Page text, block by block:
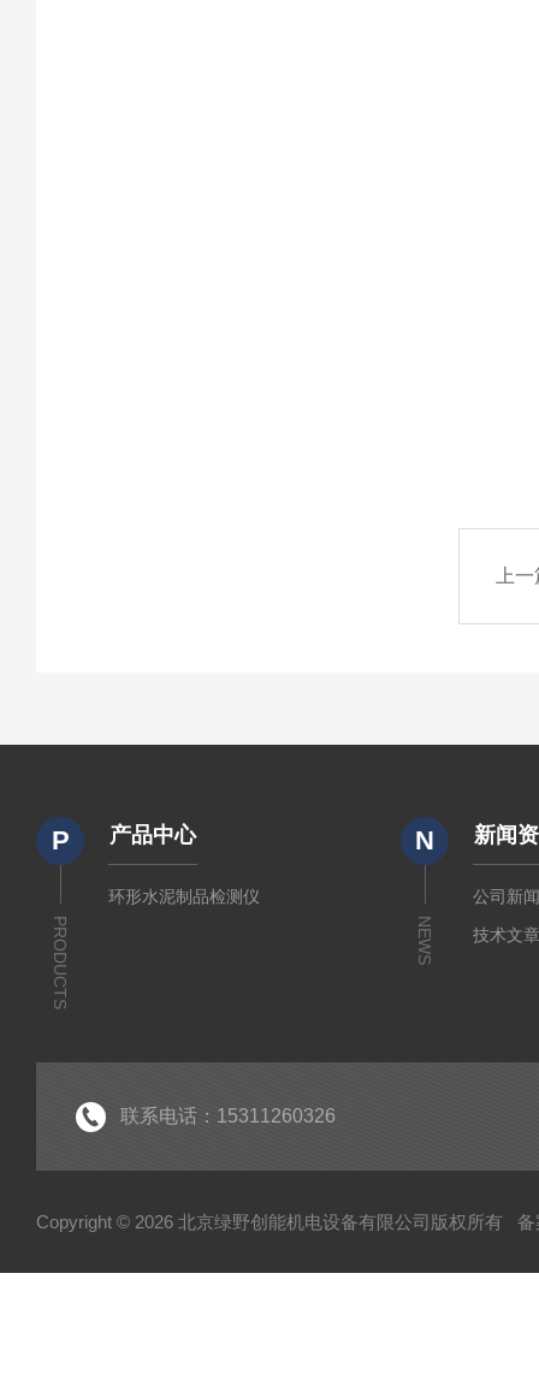
上
P
PRODUCTS
产品中心
环形水泥制品检测仪
N
NEWS
新闻
公司新
技术文
联系电话：15311260326
Copyright © 2026 北京绿野创能机电设备有限公司版权所有 备